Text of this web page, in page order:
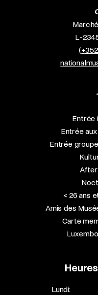
L-
Entrée
Entrée aux
Entrée
< 26 ans
Amis des
Carte
Lundi: